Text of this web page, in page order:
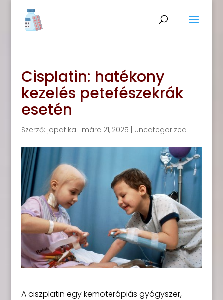
Cisplatin: hatékony
kezelés petefészekrák
esetén
Szerző: jopatika márc 21, 2025 Uncategorized
A ciszplatin egy kemoterápiás gyógyszer,